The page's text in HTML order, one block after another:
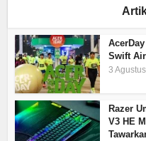
Swift
3
Razer
V3 HE